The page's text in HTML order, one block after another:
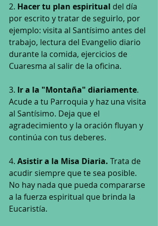
2. Hacer tu plan espiritual del día
por escrito y tratar de seguirlo, por
ejemplo: visita al Santísimo antes del
trabajo, lectura del Evangelio diario
durante la comida, ejercicios de
Cuaresma al salir de la oficina.
3. Ir a la "Montaña" diariamente.
Acude a tu Parroquia y haz una visita
al Santísimo. Deja que el
agradecimiento y la oración fluyan y
continúa con tus deberes.
4. Asistir a la Misa Diaria. Trata de
acudir siempre que te sea posible.
No hay nada que pueda compararse
a la fuerza espiritual que brinda la
Eucaristía.